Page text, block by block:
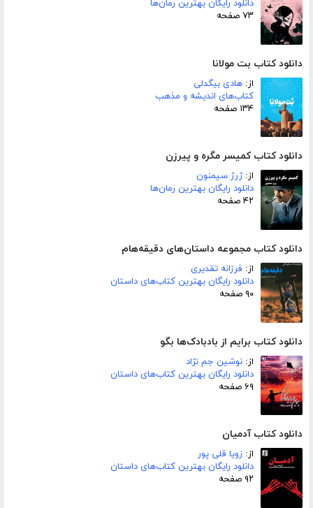
دانلود رایگان بهترین رمان‌ها
۷۳ صفحه
دانلود کتاب بت مولانا
از: هادی بیگدلی
کتاب‌های اندیشه و مذهب
۱۳۴ صفحه
دانلود کتاب کمیسر مگره و پیرزن
از:ژرژ سیمنون
دانلود رایگان بهترین رمان‌ها
۴۲ صفحه
دانلود کتاب مجموعه داستان‌های دقیقه‌هام
از: فرزانه تقدیری
دانلود رایگان بهترین کتاب‌های داستان
۹۰ صفحه
دانلود کتاب برایم از بادبادک‌ها بگو
از: نوشین جم نژاد
دانلود رایگان بهترین کتاب‌های داستان
۶۹ صفحه
دانلود کتاب آدمیان
از: زویا قلی پور
دانلود رایگان بهترین کتاب‌های داستان
۹۲ صفحه